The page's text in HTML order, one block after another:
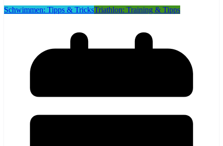
Schwimmen: Tipps & TricksTriathlon: Training & Tipps